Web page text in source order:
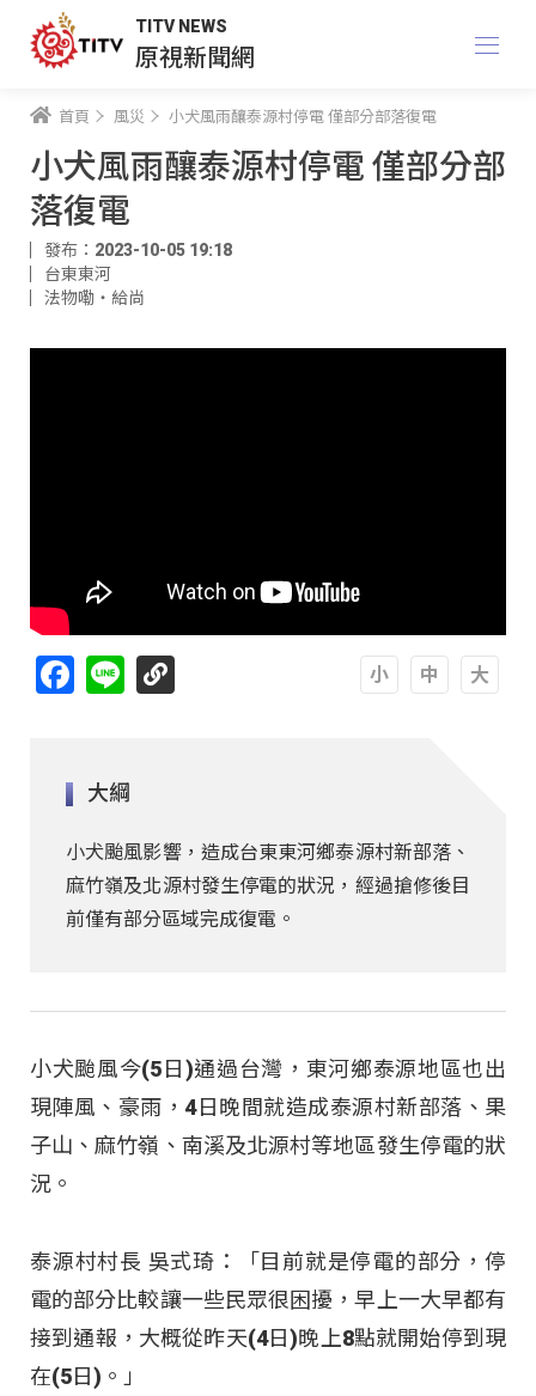
TITV NEWS
原視新聞網
首頁 風災 小犬風雨釀泰源村停電 僅部分部落復電
小犬風雨釀泰源村停電 僅部分部
落復電
發布：2023-10-05 19:18
台東東河
法物嘞‧給尚
Facebook
Line
大綱
小犬颱風影響，造成台東東河鄉泰源村新部落、
麻竹嶺及北源村發生停電的狀況，經過搶修後目
前僅有部分區域完成復電。
小犬颱風今(5日)通過台灣，東河鄉泰源地區也出
現陣風、豪雨，4日晚間就造成泰源村新部落、果
子山、麻竹嶺、南溪及北源村等地區發生停電的狀
況。
泰源村村長 吳式琦：「目前就是停電的部分，停
電的部分比較讓一些民眾很困擾，早上一大早都有
接到通報，大概從昨天(4日)晚上8點就開始停到現
在(5日)。」